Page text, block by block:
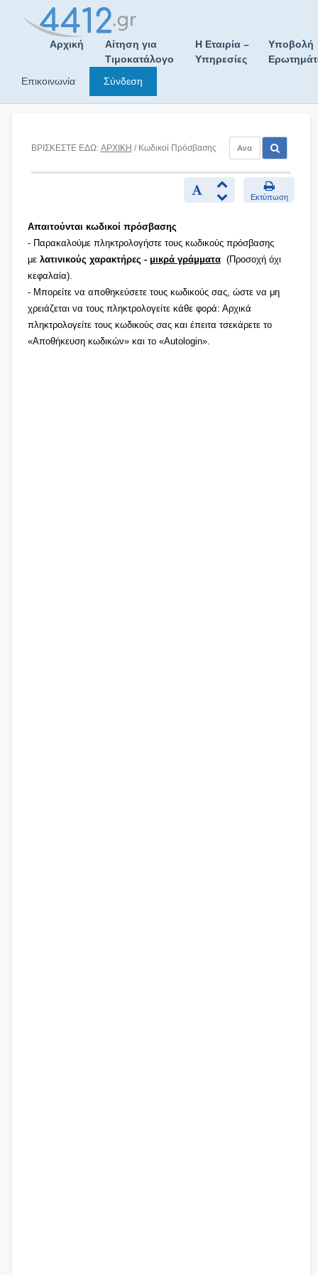
Αρχική
Αίτηση για
Τιμοκατάλογο
Η Εταιρία –
Υπηρεσίες
Υποβολή
Επικοινωνία
Σύνδεση
ΒΡΙΣΚΕΣΤΕ ΕΔΩ: ΑΡΧΙΚΗ / Κωδικοί Πρόσβασης
Εκτύπωση
Απαιτούνται κωδικοί πρόσβασης
- Παρακαλούμε πληκτρολογήστε τους κωδικούς πρόσβασης
με λατινικούς χαρακτήρες - μικρά γράμματα(Προσοχή όχι
κεφαλαία).
- Μπορείτε να αποθηκεύσετε τους κωδικούς σας, ώστε να μη
χρειάζεται να τους πληκτρολογείτε κάθε φορά: Αρχικά
πληκτρολογείτε τους κωδικούς σας και έπειτα τσεκάρετε το
«Αποθήκευση κωδικών» και το «Autologin».